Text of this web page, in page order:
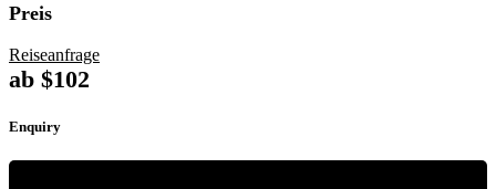
Preis
Reiseanfrage
ab $102
Enquiry